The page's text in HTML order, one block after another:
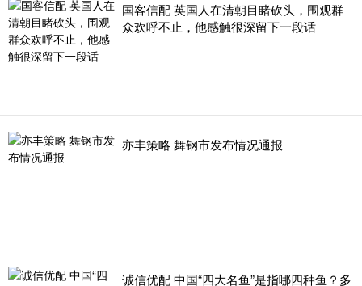
国客信配 英国人在清朝目睹砍头，围观群
众欢呼不止，他感触很深留下一段话
亦丰策略 舞钢市发布情况通报
诚信优配 中国“四大名鱼”是指哪四种鱼？多